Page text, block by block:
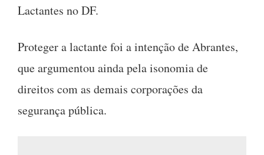
Lactantes no DF.
Proteger a lactante foi a intenção de Abrantes,
que argumentou ainda pela isonomia de
direitos com as demais corporações da
segurança pública.